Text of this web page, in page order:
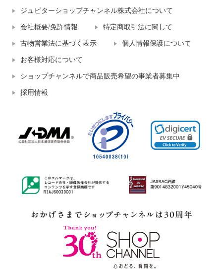
ジュピターショップチャンネル株式会社について
会社概要/免許情報 特定商取引法に関して
古物営業法に基づく表示 個人情報保護について
お客様対応について
ショップチャンネルで商品販売希望の事業者募集中
採用情報